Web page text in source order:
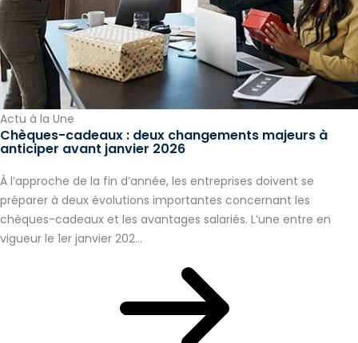
Actu à la Une
Chèques-cadeaux : deux changements majeurs à
anticiper avant janvier 2026
À l’approche de la fin d’année, les entreprises doivent se
préparer à deux évolutions importantes concernant les
chèques-cadeaux et les avantages salariés. L’une entre en
vigueur le 1er janvier 202...